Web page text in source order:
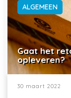
ALGEMEEN
Gaat het
opleveren?
30 maart 2022